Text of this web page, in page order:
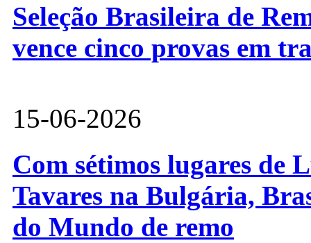
Seleção Brasileira de
vence cinco provas em
15-06-2026
Com sétimos lugares de
Tavares na Bulgária,
do Mundo de remo